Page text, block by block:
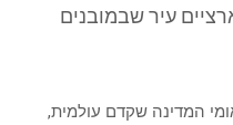
עיר שבמובנים
המדינה שקדם עולמית,